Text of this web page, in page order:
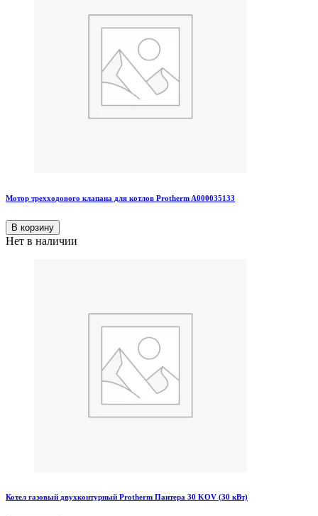
Мотор трехходового клапана для котлов Protherm A000035133
В корзину
Нет в наличии
Котел газовый двухконтурный Protherm Пантера 30 KOV (30 кВт)